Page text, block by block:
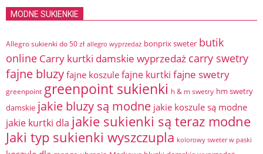
MODNE SUKIENKIE
Allegro sukienki do 50 zł allegro wyprzedaż bonprix sweter butik
online Carry kurtki damskie wyprzedaż carry swetry
fajne bluzy fajne koszule fajne kurtki fajne swetry
greenpoint greenpoint sukienki h & m swetry hm swetry
damskie jakie bluzy są modne jakie koszule są modne
jakie kurtki dla jakie sukienki są teraz modne
Jaki typ sukienki wyszczupla kolorowy sweter w paski